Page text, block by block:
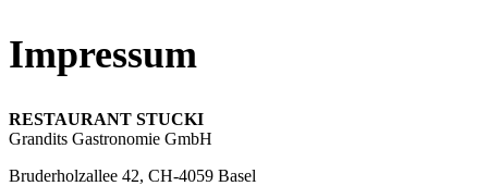
Impressum
RESTAURANT STUCKI
Grandits Gastronomie GmbH
Bruderholzallee 42, CH-4059 Basel